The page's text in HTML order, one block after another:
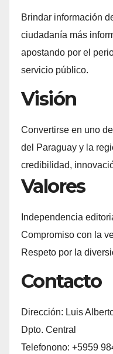
Brindar información
ciudadanía más
apostando por el
servicio público.
Visión
Convertirse en uno
del Paraguay y la
credibilidad,
Valores
Independencia
Compromiso con la
Respeto por la
Contacto
Dirección: Luis
Dpto. Central
Telefonono: +5959